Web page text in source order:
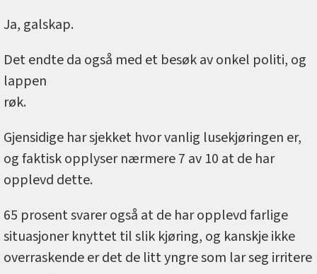
Ja, galskap.
Det endte da også med et besøk av onkel politi, og
lappen
røk.
Gjensidige har sjekket hvor vanlig lusekjøringen er,
og faktisk opplyser nærmere 7 av 10 at de har
opplevd dette.
65 prosent svarer også at de har opplevd farlige
situasjoner knyttet til slik kjøring, og kanskje ikke
overraskende er det de litt yngre som lar seg irritere